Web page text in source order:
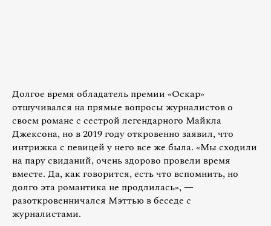
Долгое время обладатель премии «Оскар»
отшучивался на прямые вопросы журналистов о
своем романе с сестрой легендарного Майкла
Джексона, но в 2019 году откровенно заявил, что
интрижка с певицей у него все же была. «Мы сходили
на пару свиданий, очень здорово провели время
вместе. Да, как говорится, есть что вспомнить, но
долго эта романтика не продлилась», —
разоткровенничался Мэттью в беседе с
журналистами.